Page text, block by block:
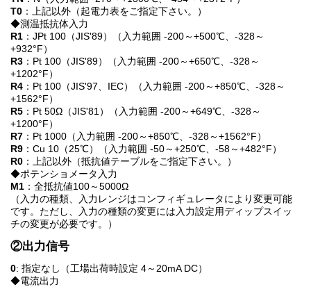
T0 ：上記以外（起電力表をご指定下さい。）
◆測温抵抗体入力
R1 ：JPt 100（JIS'89）（入力範囲 -200～+500℃、-328～
+932°F）
R3 ：Pt 100（JIS'89）（入力範囲 -200～+650℃、-328～
+1202°F）
R4 ：Pt 100（JIS'97、IEC）（入力範囲 -200～+850℃、-328～
+1562°F）
R5 ：Pt 50Ω（JIS'81）（入力範囲 -200～+649℃、-328～
+1200°F）
R7 ：Pt 1000（入力範囲 -200～+850℃、-328～+1562°F）
R9 ：Cu 10（25℃）（入力範囲 -50～+250℃、-58～+482°F）
R0 ：上記以外（抵抗値テーブルをご指定下さい。）
◆ポテンショメータ入力
M1 ：全抵抗値100～5000Ω
（入力の種類、入力レンジはコンフィギュレータにより変更可能
です。ただし、入力の種類の変更には入力設定用ディップスイッ
チの変更が必要です。）
②出力信号
0: 指定なし（工場出荷時設定 4～20mA DC）
◆電流出力